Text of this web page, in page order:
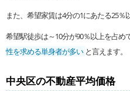
また、希望家賃は4分の1にあたる25％
希望駅徒歩は～10分が90％以上を占め
性を求める単身者が多い と言えます。
中央区の不動産平均価格